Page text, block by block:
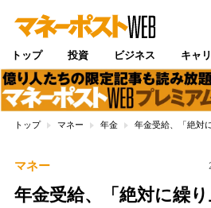
トップ 投資 ビジネス キャ
トップ マネー 年金 年金受給、「絶対
マネー
年金受給、「絶対に繰